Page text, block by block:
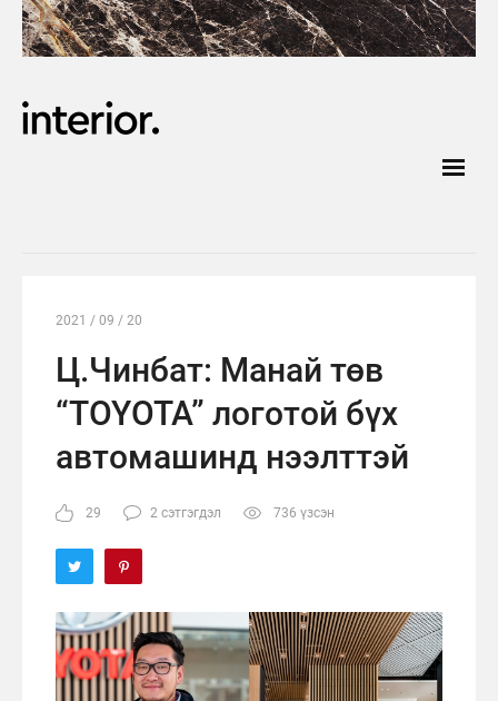
2021 / 09 / 20
Ц.Чинбат: Манай төв
“TOYOTA” логотой бүх
автомашинд нээлттэй
29 2 сэтгэгдэл 736 үзсэн